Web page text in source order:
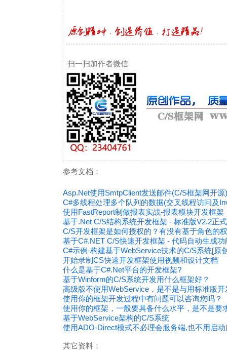
扫一扫加作者微信
参考文档：
Asp.Net使用SmtpClient发送邮件(C/S框架网开源)
C#多线程处理多个队列的数据(交叉线程访问及
使用FastReport制做报表实战-报表模块开发框架
基于.Net C/S结构系统开发框架 - 标准版V2.2正
C/S开发框架是如何授权的？有没有基于角色的
基于C#.NET C/S快速开发框架 - 代码自动生成功
C#示例-构建基于WebService技术的C/S系统[原
开始录制CS快速开发框架使用视频和设计文档
什么是基于C#.Net平台的开发框架?
基于Winform的C/S系统开发用什么框架好？
高级版不使用WebService，是不是与用标准版
使用你的框架开发过程中有问题可以咨询您吗？
使用你的框架，一般要具备什么水平，是不是要
基于WebService架构的C/S系统
使用ADO-Direct模式不必理会服务端,也不用启
其它资料：